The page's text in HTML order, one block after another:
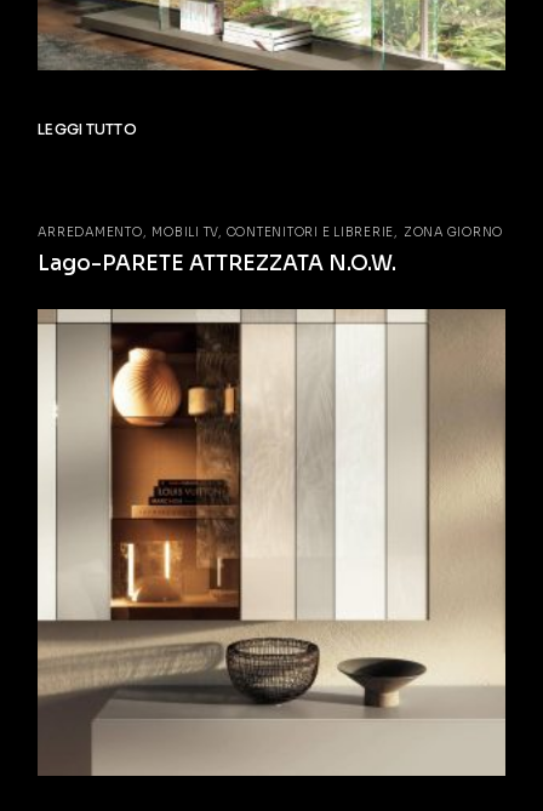
LEGGI TUTTO
ARREDAMENTO MOBILI TV, CONTENITORI E LIBRERIE ZONA GIORNO
Lago-PARETE ATTREZZATA N.O.W.